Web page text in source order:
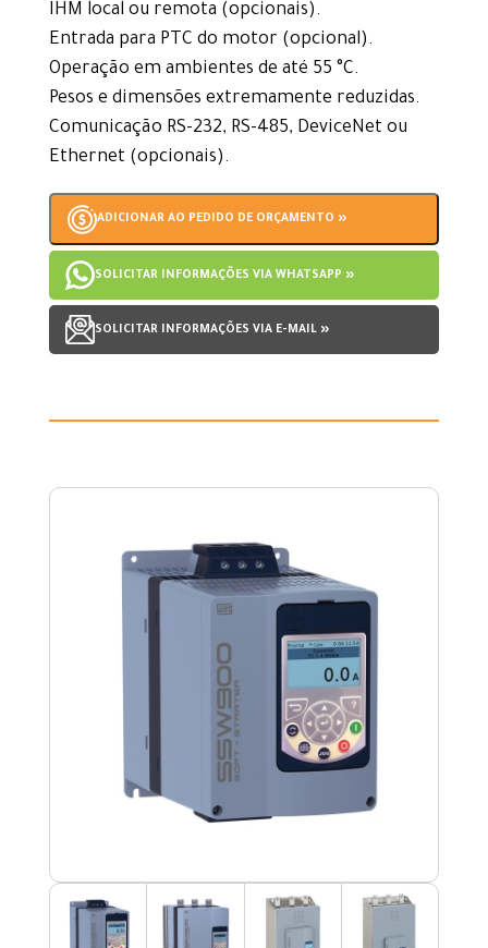
IHM local ou remota (opcionais).
Entrada para PTC do motor (opcional).
Operação em ambientes de até 55 °C.
Pesos e dimensões extremamente reduzidas.
Comunicação RS-232, RS-485, DeviceNet ou
Ethernet (opcionais).
ADICIONAR AO PEDIDO DE ORÇAMENTO »
SOLICITAR INFORMAÇÕES VIA WHATSAPP »
SOLICITAR INFORMAÇÕES VIA E-MAIL »